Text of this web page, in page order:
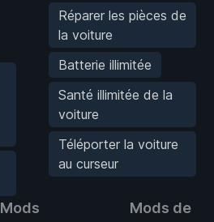
Réparer les pièces de
la voiture
Batterie illimitée
Santé illimitée de la
voiture
Téléporter la voiture
au curseur
Mods
Mods de